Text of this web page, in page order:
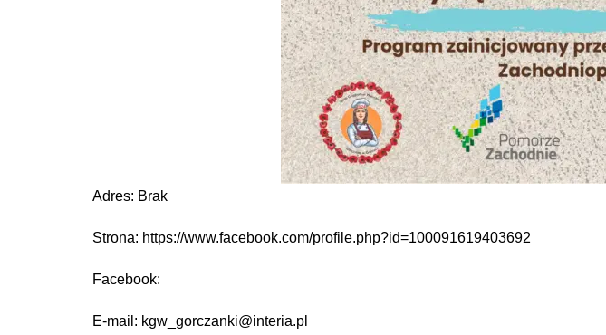
Adres: Brak
Strona: https://www.facebook.com/profile.php?id=100091619403692
Facebook:
E-mail: kgw_gorczanki@interia.pl